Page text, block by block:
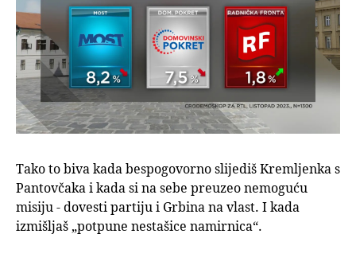
Tako to biva kada bespogovorno slijediš Kremljenka s
Pantovčaka i kada si na sebe preuzeo nemoguću
misiju - dovesti partiju i Grbina na vlast. I kada
izmišljaš „potpune nestašice namirnica“.